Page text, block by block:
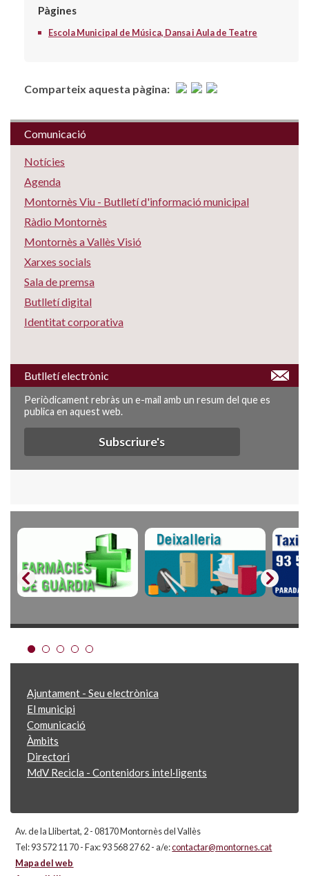
Pàgines
Escola Municipal de Música, Dansa i Aula de Teatre
Comparteix aquesta pàgina:
Comunicació
Notícies
Agenda
Montornès Viu - Butlletí d'informació municipal
Ràdio Montornès
Montornès a Vallès Visió
Xarxes socials
Sala de premsa
Butlletí digital
Identitat corporativa
Butlletí electrònic
Periòdicament rebràs un e-mail amb un resum del que es
publica en aquest web.
Subscriure's
Ajuntament - Seu electrònica
El municipi
Comunicació
Àmbits
Directori
MdV Recicla - Contenidors intel·ligents
Av. de la Llibertat, 2 - 08170 Montornès del Vallès
Tel: 93 572 11 70 - Fax: 93 568 27 62 - a/e:contactar@montornes.cat
Mapa del web